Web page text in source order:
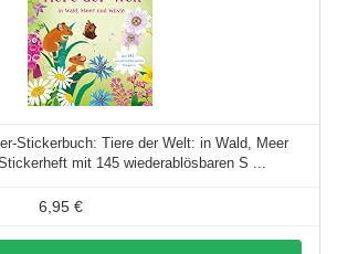
Stickerbuch: Tiere der Welt: in Wald, Meer
mit 145 wiederablösbaren S ...
6,95 €